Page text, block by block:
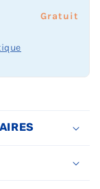
Prix
Gratuit